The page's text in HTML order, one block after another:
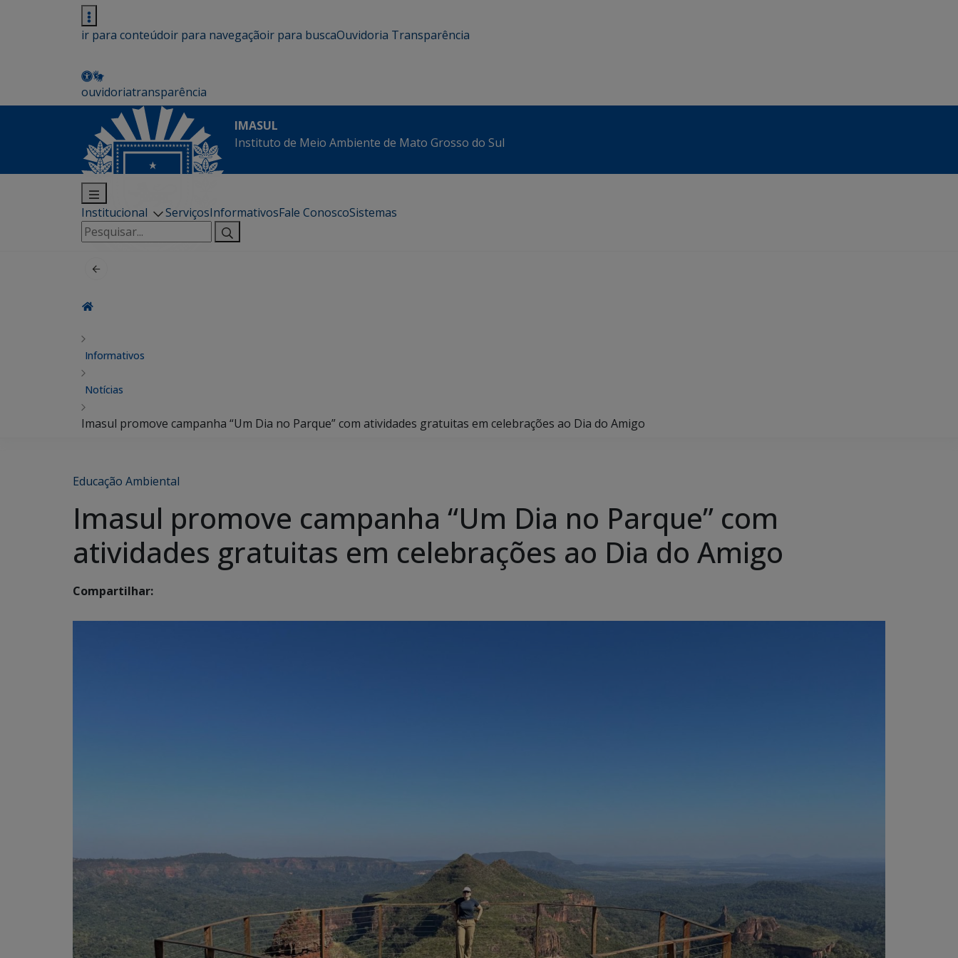
ir para conteúdoir para navegaçãoir para buscaOuvidoria Transparência
ouvidoriatransparência
IMASUL
Instituto de Meio Ambiente de Mato Grosso do Sul
Institucional ServiçosInformativosFale ConoscoSistemas
Pesquisar
por:
Informativos
Notícias
Imasul promove campanha “Um Dia no Parque” com atividades gratuitas em celebrações ao Dia do Amigo
Educação Ambiental
Imasul promove campanha “Um Dia no Parque” com
atividades gratuitas em celebrações ao Dia do Amigo
Compartilhar: